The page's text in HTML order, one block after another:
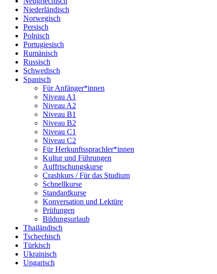
Niederländisch
Norwegisch
Persisch
Polnisch
Portugiesisch
Rumänisch
Russisch
Schwedisch
Spanisch
Für Anfänger*innen
Niveau A1
Niveau A2
Niveau B1
Niveau B2
Niveau C1
Niveau C2
Für Herkunftssprachler*innen
Kultur und Führungen
Auffrischungskurse
Crashkurs / Für das Studium
Schnellkurse
Standardkurse
Konversation und Lektüre
Prüfungen
Bildungsurlaub
Thailändisch
Tschechisch
Türkisch
Ukrainisch
Ungarisch